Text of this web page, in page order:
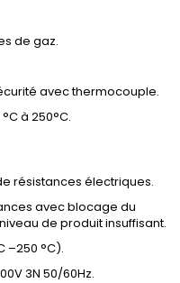
de gaz.
avec thermocouple.
à 250°C.
résistances électriques.
avec blocage du
de produit insuffisant.
–250 °C).
3N 50/60Hz.